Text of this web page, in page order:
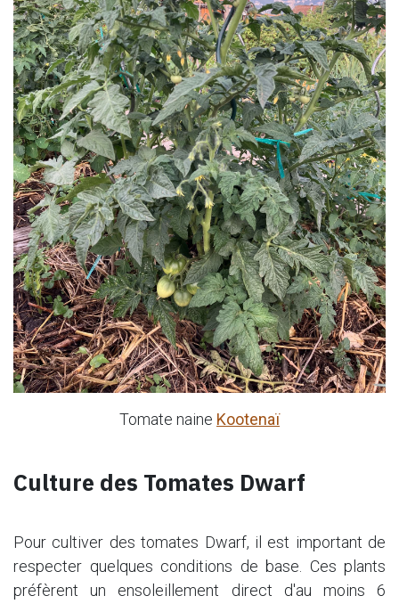
Tomate naine Kootenaï
Culture des Tomates Dwarf
Pour cultiver des tomates Dwarf, il est important de
respecter quelques conditions de base. Ces plants
préfèrent un ensoleillement direct d'au moins 6